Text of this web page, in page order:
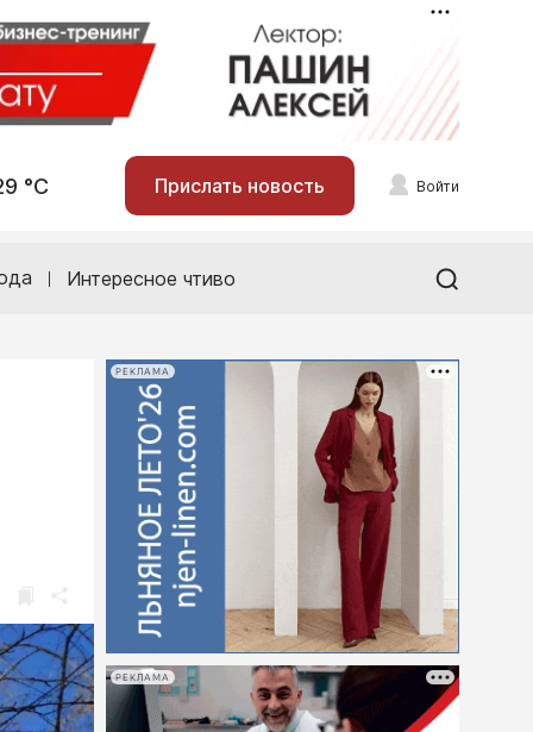
°С Прислать новость Войти
Интересное чтиво
РЕКЛАМА
РЕКЛАМА